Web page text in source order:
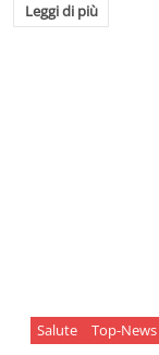
Leggi di più
Salute Top-News